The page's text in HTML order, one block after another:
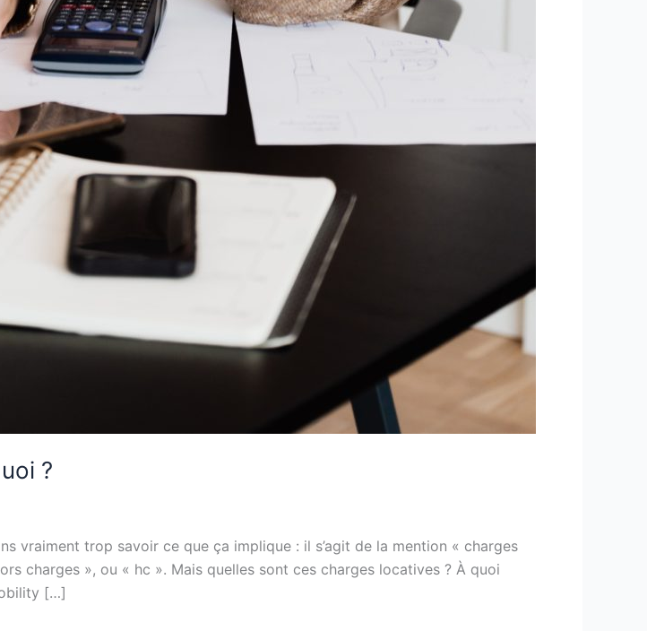
?
vraiment trop savoir ce que ça implique : il s’agit de la mention « charges
charges », ou « hc ». Mais quelles sont ces charges locatives ? À quoi
[…]